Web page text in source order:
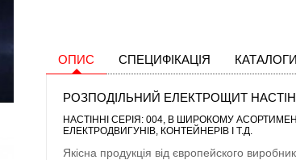
ОПИС СПЕЦИФІКАЦІЯ
РОЗПОДІЛЬНИЙ ЕЛЕКТРОЩИТ
НАСТІННІ СЕРІЯ: 004, В ШИРОКОМУ
ЕЛЕКТРОДВИГУНІВ, КОНТЕЙНЕРІВ І Т.Д.
Якісна продукція від європейского